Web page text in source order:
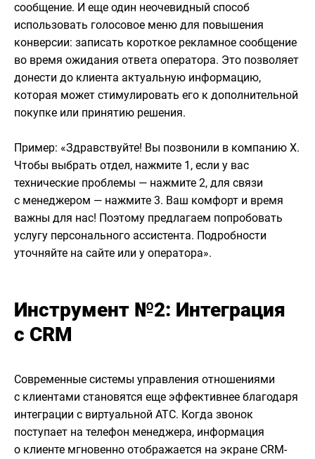
сообщение. И еще один неочевидный способ
использовать голосовое меню для повышения
конверсии: записать короткое рекламное сообщение
во время ожидания ответа оператора. Это позволяет
донести до клиента актуальную информацию,
которая может стимулировать его к дополнительной
покупке или принятию решения.
Пример: «Здравствуйте! Вы позвонили в компанию X.
Чтобы выбрать отдел, нажмите 1, если у вас
технические проблемы — нажмите 2, для связи
с менеджером — нажмите 3. Ваш комфорт и время
важны для нас! Поэтому предлагаем попробовать
услугу персонального ассистента. Подробности
уточняйте на сайте или у оператора».
Инструмент №2: Интеграция
с CRM
Современные системы управления отношениями
с клиентами становятся еще эффективнее благодаря
интеграции с виртуальной АТС. Когда звонок
поступает на телефон менеджера, информация
о клиенте мгновенно отображается на экране CRM-